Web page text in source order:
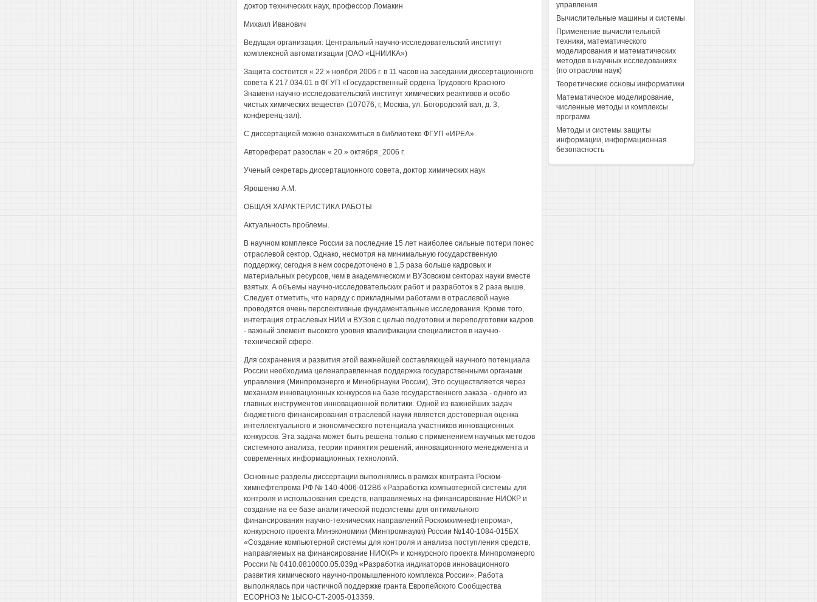
доктор технических наук, профессор Ломакин
Михаил Иванович
Ведущая организация: Центральный научно-исследовательский институт
комплексной автоматизации (ОАО «ЦНИИКА»)
Защита состоится « 22 » ноября 2006 г. в 11 часов на заседании диссертационного
совета К 217.034.01 в ФГУП «Государственный ордена Трудового Красного
Знамени научно-исследовательский институт химических реактивов и особо
чистых химических веществ» (107076, г, Москва, ул. Богородский вал, д. 3,
конференц-зал).
С диссертацией можно ознакомиться в библиотеке ФГУП «ИРЕА».
Автореферат разослан « 20 » октября_2006 г.
Ученый секретарь диссертационного совета, доктор химических наук
Ярошенко А.М.
ОБЩАЯ ХАРАКТЕРИСТИКА РАБОТЫ
Актуальность проблемы.
В научном комплексе России за последние 15 лет наиболее сильные потери понес
отраслевой сектор. Однако, несмотря на минимальную государственную
поддержку, сегодня в нем сосредоточено в 1,5 раза больше кадровых и
материальных ресурсов, чем в академическом и ВУЗовском секторах науки вместе
взятых. А объемы научно-исследовательских работ и разработок в 2 раза выше.
Следует отметить, что наряду с прикладными работами в отраслевой науке
проводятся очень перспективные фундаментальные исследования. Кроме того,
интеграция отраслевых НИИ и ВУЗов с целью подготовки и переподготовки кадров
- важный элемент высокого уровня квалификации специалистов в научно-
технической сфере.
Для сохранения и развития этой важнейшей составляющей научного потенциала
России необходима целенаправленная поддержка государственными органами
управления (Минпромэнерго и Минобрнауки России), Это осуществляется через
механизм инновационных конкурсов на базе государственного заказа - одного из
главных инструментов инновационной политики. Одной из важнейших задач
бюджетного финансирования отраслевой науки является достоверная оценка
интеллектуального и экономического потенциала участников инновационных
конкурсов. Эта задача может быть решена только с применением научных методов
системного анализа, теории принятия решений, инновационного менеджмента и
современных информационных технологий.
Основные разделы диссертации выполнялись в рамках контракта Роском-
химнефтепрома РФ № 140-4006-012В6 «Разработка компьютерной системы для
контроля и использования средств, направляемых на финансирование НИОКР и
создание на ее базе аналитической подсистемы для оптимального
финансирования научно-технических направлений Роскомхимнефтепрома»,
конкурсного проекта Минэкономики (Минпромнауки) России №140-1084-015БХ
«Создание компьютерной системы для контроля и анализа поступления средств,
направляемых на финансирование НИОКР» и конкурсного проекта Минпромэнерго
России № 0410.0810000.05.039д «Разработка индикаторов инновационного
развития химического научно-промышленного комплекса России». Работа
выполнялась при частичной поддержке гранта Европейского Сообщества
ЕСОРНОЗ № 1ЫСО-СТ-2005-013359.
управления
Вычислительные машины и системы
Применение вычислительной
техники, математического
моделирования и математических
методов в научных исследованиях
(по отраслям наук)
Теоретические основы информатики
Математическое моделирование,
численные методы и комплексы
программ
Методы и системы защиты
информации, информационная
безопасность